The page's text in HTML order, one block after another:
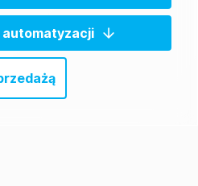
automatyzacji